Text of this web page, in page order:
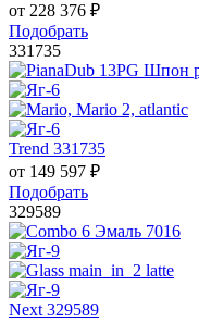
от 228 376 ₽
Подобрать
331735
Trend 331735
от 149 597 ₽
Подобрать
329589
Next 329589